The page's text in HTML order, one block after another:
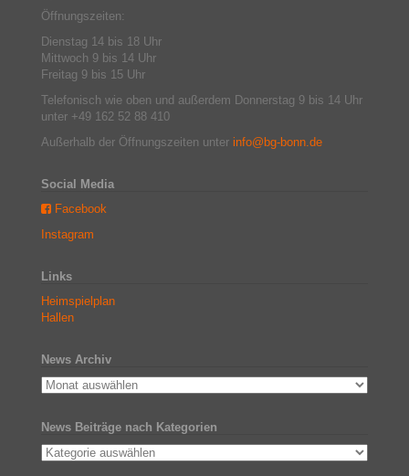
Öffnungszeiten:
Dienstag 14 bis 18 Uhr
Mittwoch 9 bis 14 Uhr
Freitag 9 bis 15 Uhr
Telefonisch wie oben und außerdem Donnerstag 9 bis 14 Uhr
unter +49 162 52 88 410
Außerhalb der Öffnungszeiten unter info@bg-bonn.de
Social Media
Facebook
Instagram
Links
Heimspielplan
Hallen
News Archiv
News Beiträge nach Kategorien